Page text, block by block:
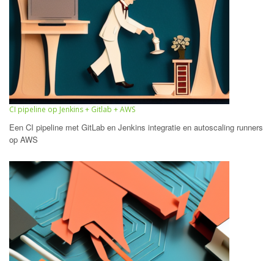
CI pipeline op Jenkins + Gitlab + AWS
Een CI pipeline met GitLab en Jenkins integratie en autoscaling runners
op AWS